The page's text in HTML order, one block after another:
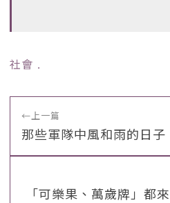
社會 ﹒
←上一篇
那些軍隊中風和雨的日子
「可樂果、萬歲牌」都